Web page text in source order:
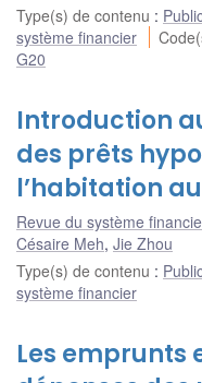
Type(s) de contenu :
système financier
G20
Introduction
des prêts
l’habitation
Revue du système
Césaire Meh, Jie Zhou
Type(s) de contenu :
système financier
Les emprunts